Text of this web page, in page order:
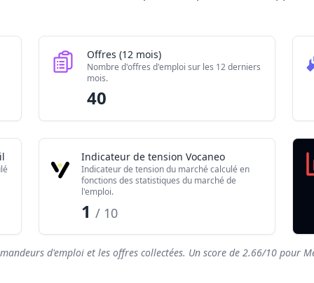
40
Offres (12 mois)
Nombre d'offres d'emploi sur les 12 derniers
mois.
40
Indicateur de tension Vocaneo
Indicateur de tension du marché calculé en
fonctions des statistiques du marché de
l'emploi.
1/ 10
d'emploi et les offres collectées. Un score de 2.66/10 pour